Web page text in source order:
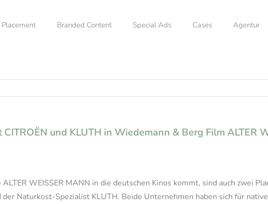
Branded Content Special Ads Cases Agentur
und KLUTH in Wiedemann & Berg Film ALTER
WEISSER MANN in die deutschen Kinos kommt, sind auch zwei
Naturkost-Spezialist KLUTH. Beide Unternehmen haben sich für